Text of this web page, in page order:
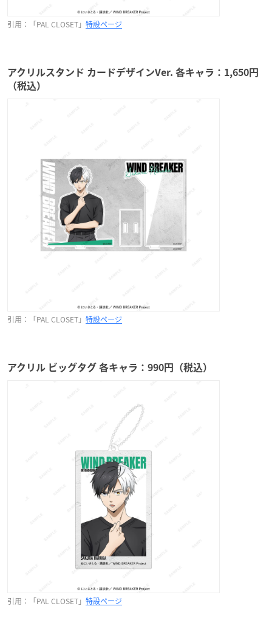
引用：「PAL CLOSET」 特設ページ
アクリルスタンド カードデザインVer. 各キャラ：1,650円
（税込）
引用：「PAL CLOSET」 特設ページ
アクリル ビッグタグ 各キャラ：990円（税込）
引用：「PAL CLOSET」 特設ページ